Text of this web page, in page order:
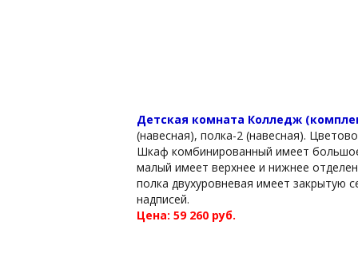
Детская комната Колледж
(навесная), полка-2 (навесная).
Шкаф комбинированный имеет
малый имеет верхнее и нижнее
полка двухуровневая имеет закрытую
надписей.
Цена: 59 260 руб.